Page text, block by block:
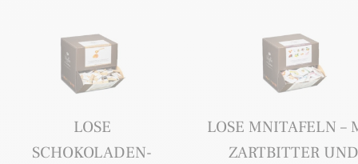
LOSE
SCHOKOLADEN-
LOSE MNITAFELN –
ZARTBITTER